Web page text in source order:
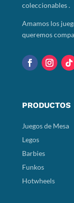
coleccionables .
Amamos los
queremos
PRODUCTOS
Juegos de Mesa
Legos
Barbies
Funkos
Hotwheels